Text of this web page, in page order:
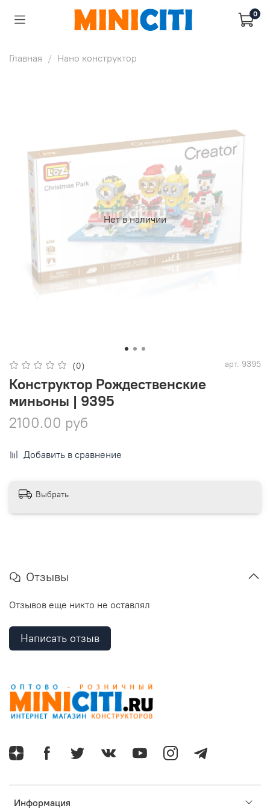
0
Главная Нано конструктор
Нет в наличии
(0) арт. 9395
Конструктор Рождественские
миньоны | 9395
2100.00 руб
Добавить в сравнение
Выбрать
Отзывы
Отзывов еще никто не оставлял
Написать отзыв
Информация